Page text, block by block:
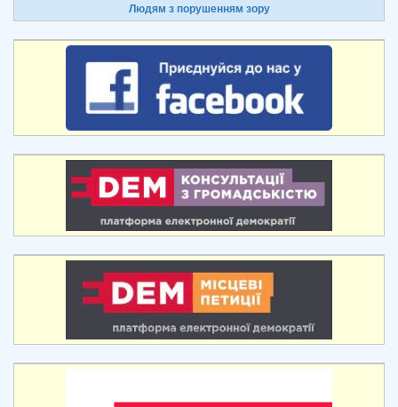
Людям з порушенням зору